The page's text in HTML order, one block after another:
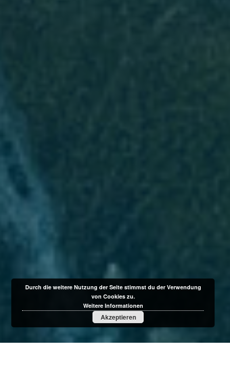
Durch die weitere Nutzung der Seite stimmst du der Verwendung
von Cookies zu.
Weitere Informationen
Akzeptieren